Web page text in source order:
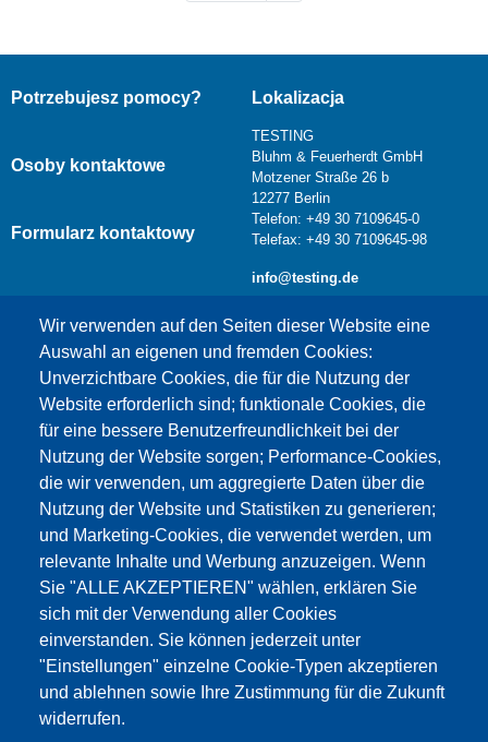
Wir verwenden auf den Seiten dieser Website eine
Auswahl an eigenen und fremden Cookies:
Unverzichtbare Cookies, die für die Nutzung der
Website erforderlich sind; funktionale Cookies, die
für eine bessere Benutzerfreundlichkeit bei der
Nutzung der Website sorgen; Performance-Cookies,
die wir verwenden, um aggregierte Daten über die
Nutzung der Website und Statistiken zu generieren;
und Marketing-Cookies, die verwendet werden, um
relevante Inhalte und Werbung anzuzeigen. Wenn
Sie "ALLE AKZEPTIEREN" wählen, erklären Sie
sich mit der Verwendung aller Cookies
einverstanden. Sie können jederzeit unter
"Einstellungen" einzelne Cookie-Typen akzeptieren
und ablehnen sowie Ihre Zustimmung für die Zukunft
widerrufen.
Potrzebujesz pomocy?
Osoby kontaktowe
Formularz kontaktowy
Lokalizacja
TESTING
Bluhm & Feuerherdt GmbH
Motzener Straße 26 b
12277 Berlin
Telefon: +49 30 7109645-0
Telefax: +49 30 7109645-98
info@testing.de
Dieser Inhalt ist blockiert, da die Google Maps
Cookies nicht akzeptiert wurden.
NUR DIE GOOGLE MAPS COOKIES
AKZEPTIEREN.
Alle Cookies akzeptieren